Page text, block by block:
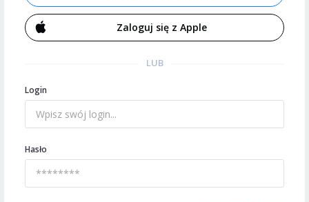
Zaloguj się z Apple
LUB
Login
Hasło